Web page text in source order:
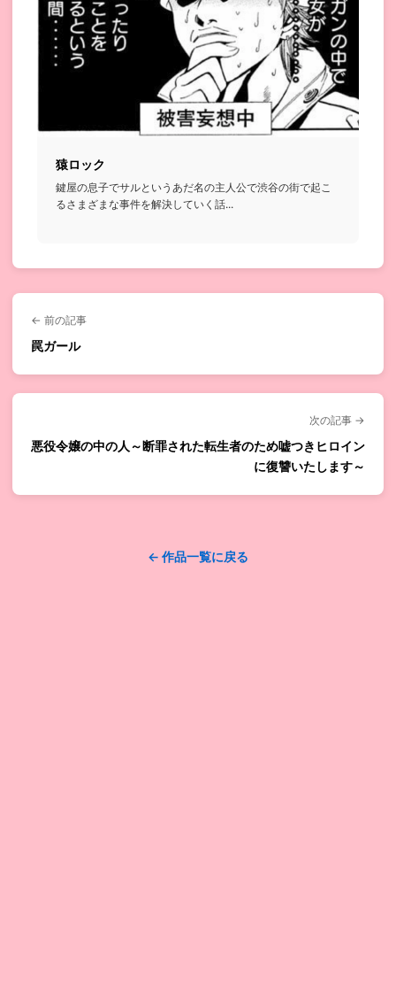
猿ロック
鍵屋の息子でサルというあだ名の主人公で渋谷の街で起こ
るさまざまな事件を解決していく話...
← 前の記事
罠ガール
次の記事 →
悪役令嬢の中の人～断罪された転生者のため嘘つきヒロイン
に復讐いたします～
← 作品一覧に戻る